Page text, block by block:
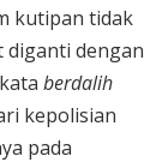
kutipan tidak
diganti dengan
berdalih
kepolisian
pada